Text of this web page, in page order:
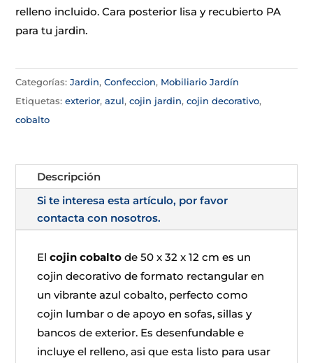
relleno incluido. Cara posterior lisa y recubierto PA
para tu jardin.
Categorías:Jardin,Confeccion, Mobiliario Jardín
Etiquetas:exterior,azul,cojin jardin,cojin decorativo,
cobalto
Descripción
Si te interesa esta artículo, por favor
contacta con nosotros.
Elcojin cobalto de 50 x 32 x 12 cm es un
cojin decorativo de formato rectangular en
un vibrante azul cobalto, perfecto como
cojin lumbar o de apoyo en sofas, sillas y
bancos de exterior. Es desenfundable e
incluye el relleno, asi que esta listo para usar